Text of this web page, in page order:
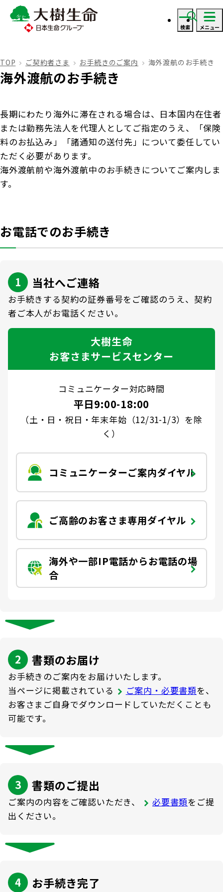
検索 メニュー
資料・見積り請求
ご契約者さま
ご契約者さま トップ
契約内容の確認・変更
書類の再発行
満期保険金などのご請求
資金の引出し
保険料の払込み・貸付金のご返済
マイナンバーカードによるお手続き
その他のお手続き
外貨建保険の円換算レートについて
お客さま宛通知「大樹生命からのお知ら
せ」について
生命保険料控除制度について
Web版「ご契約のしおり－約款」
保険をご検討のお客さま
保険をご検討のお客さま トップ
商品を選ぶ
探してみよう！あなたにぴったりな保険
損害保険商品
生命保険について知る
大樹あんしんナビゲーター
法人のお客さま トップ
皆さま
福利厚生制度関連
ガイドブック「団体保険における保険金・給付金
のご請求手続きとお支払いについて」
各種照会・お手続きサービス）
団体年金制度関連
団体年金運用商品
確定給付企業年金オンラインサービス（CPBS）
企業年金の事務再委託先変更について（契約者さ
ま専用サイト）
知る・楽しむ
大樹生命ブログ
お金について知る
公的保障試算ツール
相続税シミュレーション
教育費シミュレーター
健康について知る
認知症について知る
認知症コラム
認知機能チェック
今月の九星マネー占い
大樹生命について トップ
トップメッセージ
会社情報
業績案内
お客さま本位の業務運営
サステナビリティ経営
機関投資家としての役割
大樹生命 CM紹介
採用情報
よくある質問 お問合せ
TOP ご契約者さま お手続きのご案内 海外渡航のお手続き
海外渡航のお手続き
長期にわたり海外に滞在される場合は、日本国内在住者
または勤務先法人を代理人としてご指定のうえ、「保険
料のお払込み」「諸通知の送付先」について委任してい
ただく必要があります。
海外渡航前や海外渡航中のお手続きについてご案内しま
す。
お電話でのお手続き
当社へご連絡
お手続きする契約の証券番号をご確認のうえ、契約
者ご本人がお電話ください。
大樹生命
お客さまサービスセンター
コミュニケーター対応時間
平日9:00-18:00
（土・日・祝日・年末年始（12/31-1/3）を除
く）
コミュニケーターご案内ダイヤル
ご高齢のお客さま専用ダイヤル
海外や一部IP電話からお電話の場
合
書類のお届け
お手続きのご案内をお届けいたします。
当ページに掲載されている
ご案内・必要書類を、
お客さまご自身でダウンロードしていただくことも
可能です。
書類のご提出
ご案内の内容をご確認いただき、 必要書類をご提
出ください。
お手続き完了